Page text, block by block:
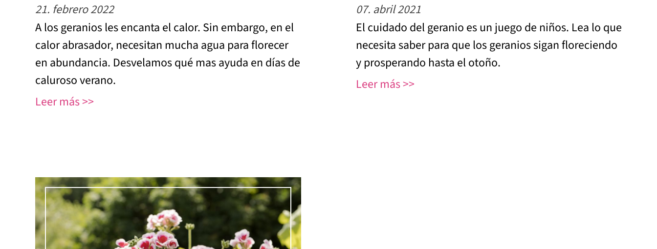
21. febrero 2022
A los geranios les encanta el calor. Sin embargo, en el
calor abrasador, necesitan mucha agua para florecer
en abundancia. Desvelamos qué mas ayuda en días de
caluroso verano.
Leer más
07. abril 2021
El cuidado del geranio es un juego de niños. Lea lo que
necesita saber para que los geranios sigan floreciendo
y prosperando hasta el otoño.
Leer más